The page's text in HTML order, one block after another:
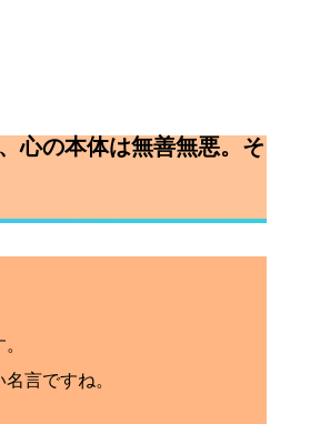
心の本体は無善無悪。そ
言ですね。